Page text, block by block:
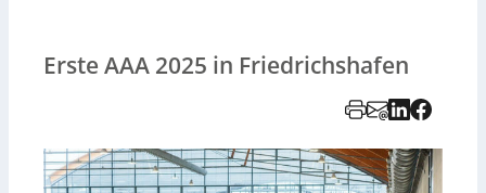
Erste AAA 2025 in Friedrichshafen